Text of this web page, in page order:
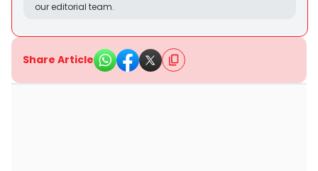
our editorial team.
Share Article